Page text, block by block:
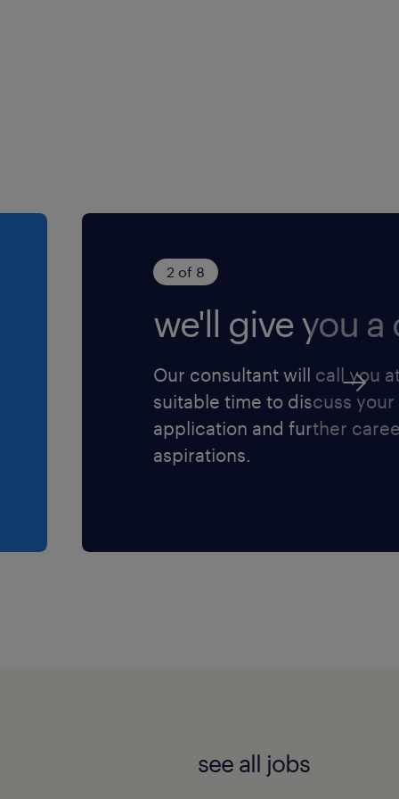
2 of 8
we'll give you a
Our consultant will call you
suitable time to discuss your
application and further
aspirations.
see all jobs